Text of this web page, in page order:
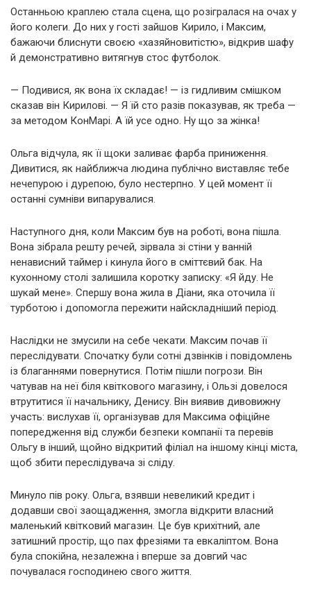
Останньою краплею стала сцена, що розігралася на очах у
його колеги. До них у гості зайшов Кирило, і Максим,
бажаючи блиснути своєю «хазяйновитістю», відкрив шафу
й демонстративно витягнув стос футболок.
— Подивися, як вона їх складає! — із гидливим смішком
сказав він Кирилові. — Я їй сто разів показував, як треба —
за методом КонМарі. А їй усе одно. Ну що за жінка!
Ольга відчула, як її щоки заливає фарба приниження.
Дивитися, як найближча людина публічно виставляє тебе
нечепурою і дурепою, було нестерпно. У цей момент її
останні сумніви випарувалися.
Наступного дня, коли Максим був на роботі, вона пішла.
Вона зібрала решту речей, зірвала зі стіни у ванній
ненависний таймер і кинула його в сміттєвий бак. На
кухонному столі залишила коротку записку: «Я йду. Не
шукай мене». Спершу вона жила в Діани, яка оточила її
турботою і допомогла пережити найскладніший період.
Наслідки не змусили на себе чекати. Максим почав її
переслідувати. Спочатку були сотні дзвінків і повідомлень
із благаннями повернутися. Потім пішли погрози. Він
чатував на неї біля квіткового магазину, і Ользі довелося
втрутитися її начальнику, Денису. Він виявив дивовижну
участь: вислухав її, організував для Максима офіційне
попередження від служби безпеки компанії та перевів
Ольгу в інший, щойно відкритий філіал на іншому кінці міста,
щоб збити переслідувача зі сліду.
Минуло пів року. Ольга, взявши невеликий кредит і
додавши свої заощадження, змогла відкрити власний
маленький квітковий магазин. Це був крихітний, але
затишний простір, що пах фрезіями та евкаліптом. Вона
була спокійна, незалежна і вперше за довгий час
почувалася господинею свого життя.